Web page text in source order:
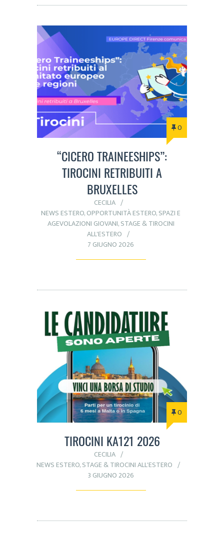
0
“CICERO TRAINEESHIPS”:
TIROCINI RETRIBUITI A
BRUXELLES
CECILIA
NEWS ESTERO,OPPORTUNITÀ ESTERO,SPAZI E
AGEVOLAZIONI GIOVANI,STAGE & TIROCINI
ALL'ESTERO
7 GIUGNO 2026
0
TIROCINI KA121 2026
CECILIA
NEWS ESTERO,STAGE & TIROCINI ALL'ESTERO
3 GIUGNO 2026